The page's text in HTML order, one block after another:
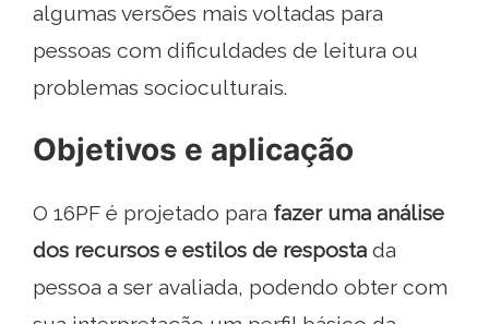
algumas versões mais voltadas para
pessoas com dificuldades de leitura ou
problemas socioculturais.
Objetivos e aplicação
O 16PF é projetado para fazer uma análise
dos recursos e estilos de resposta da
pessoa a ser avaliada, podendo obter com